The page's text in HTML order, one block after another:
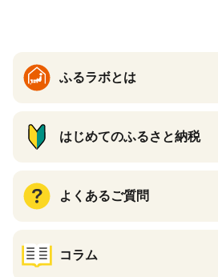
ふるラボとは
はじめてのふるさと納税
よくあるご質問
コラム